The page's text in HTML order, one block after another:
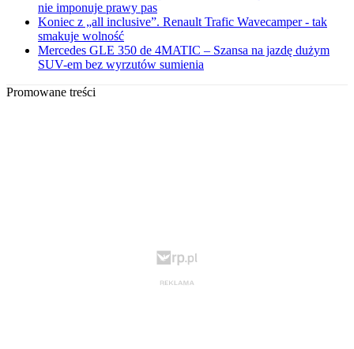
nie imponuje prawy pas
Koniec z „all inclusive”. Renault Trafic Wavecamper - tak
smakuje wolność
Mercedes GLE 350 de 4MATIC – Szansa na jazdę dużym
SUV-em bez wyrzutów sumienia
Promowane treści